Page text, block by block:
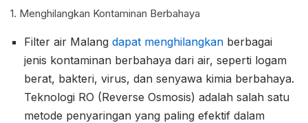
1. Menghilangkan Kontaminan Berbahaya
Filter air Malang dapat menghilangkan berbagai
jenis kontaminan berbahaya dari air, seperti logam
berat, bakteri, virus, dan senyawa kimia berbahaya.
Teknologi RO (Reverse Osmosis) adalah salah satu
metode penyaringan yang paling efektif dalam